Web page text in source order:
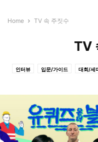
Home TV 속 주짓수
TV
인터뷰 입문/가이드 대회/세